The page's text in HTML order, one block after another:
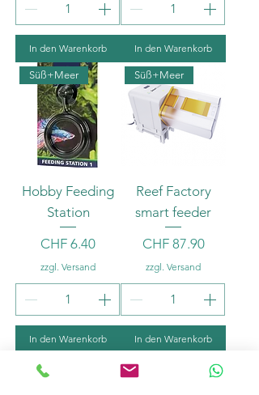
In den Warenkorb In den Warenkorb
Süß+Meer
Hobby Feeding
Station
Preis
CHF 6.40
zzgl. Versand
In den Warenkorb
Süß+Meer
Reef Factory
smart feeder
Preis
CHF 87.90
zzgl. Versand
In den Warenkorb
Süß+Meer Süß+Meer